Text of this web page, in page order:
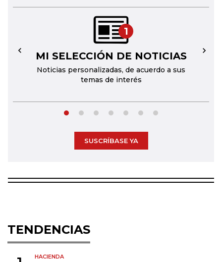
1
MI SELECCIÓN DE NOTICIAS
Noticias personalizadas, de acuerdo a sus
temas de interés
← →
SUSCRÍBASE YA
TENDENCIAS
HACIENDA